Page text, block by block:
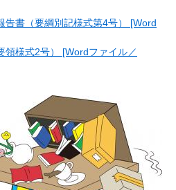
告書（要綱別記様式第4号） [Word
領様式2号） [Wordファイル／